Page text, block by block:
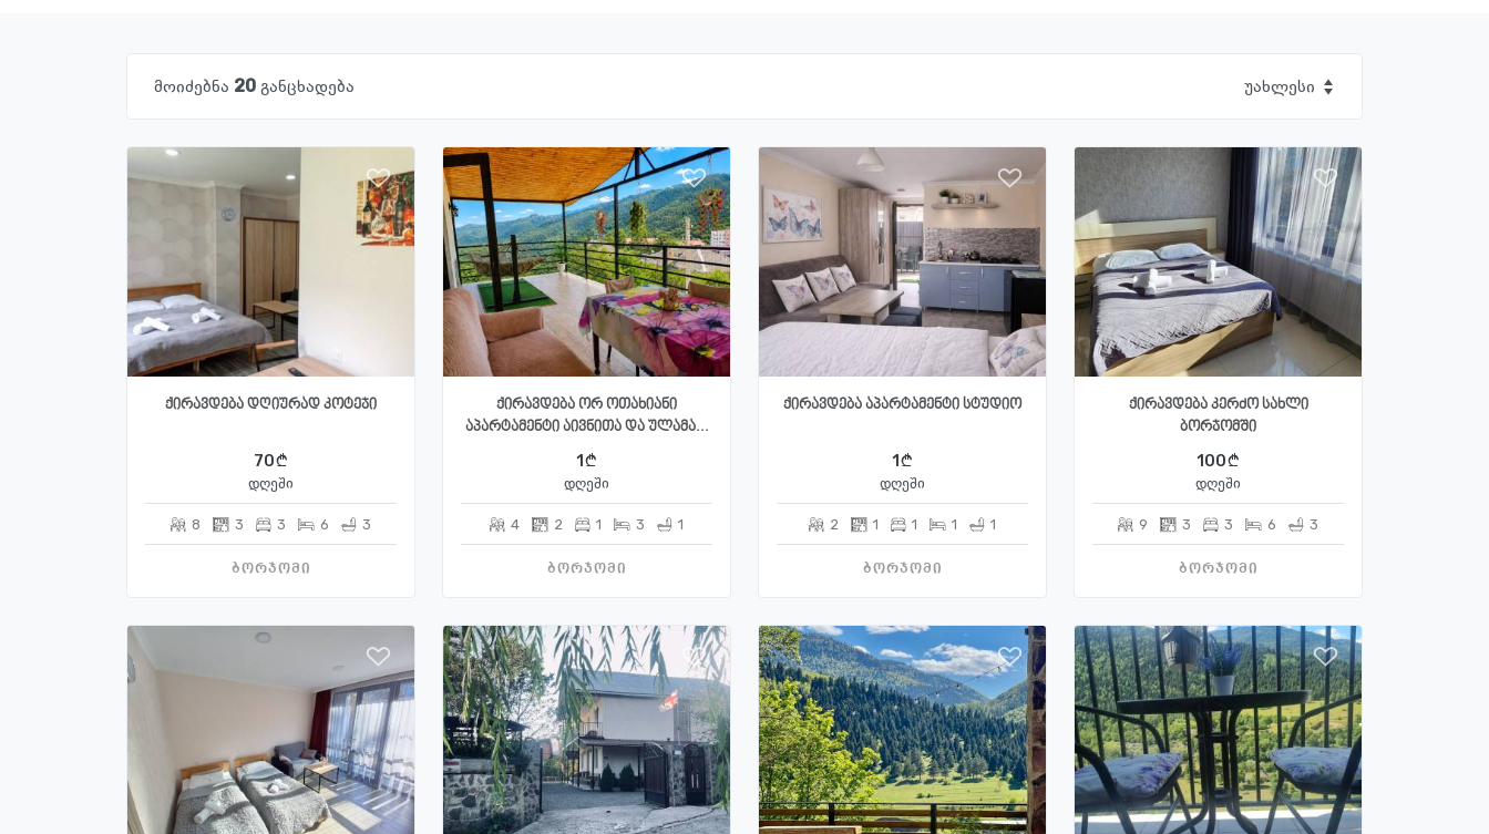
მოიძებნა 20 განცხადება უახლესი
ქირავდება დღიურად კოტეჯი
70
დღეში
8 3 3 6 3
ბორჯომი
ქირავდება ორ ოთახიანი
აპარტამენტი აივნითა და ულამა...
1
დღეში
4 2 1 3 1
ბორჯომი
ქირავდება აპარტამენტი სტუდიო
1
დღეში
2 1 1 1 1
ბორჯომი
ქირავდება კერძო სახლი
ბორჯომში
100
დღეში
9 3 3 6 3
ბორჯომი